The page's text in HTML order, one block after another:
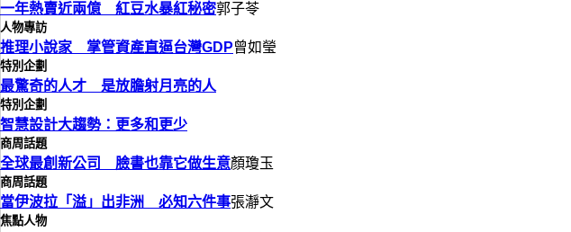
一年熱賣近兩億 紅豆水暴紅秘密郭子苓
人物專訪
推理小說家 掌管資產直逼台灣GDP曾如瑩
特別企劃
最驚奇的人才 是放膽射月亮的人
特別企劃
智慧設計大趨勢：更多和更少
商周話題
全球最創新公司 臉書也靠它做生意顏瓊玉
商周話題
當伊波拉「溢」出非洲 必知六件事張瀞文
焦點人物